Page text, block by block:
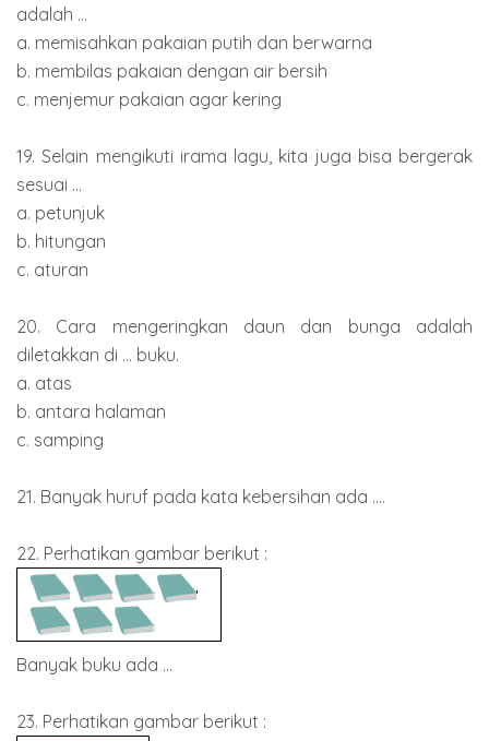
adalah ...
a. memisahkan pakaian putih dan berwarna
b. membilas pakaian dengan air bersih
c. menjemur pakaian agar kering
19. Selain mengikuti irama lagu, kita juga bisa bergerak
sesuai ...
a. petunjuk
b. hitungan
c. aturan
20. Cara mengeringkan daun dan bunga adalah
diletakkan di ... buku.
a. atas
b. antara halaman
c. samping
21. Banyak huruf pada kata kebersihan ada ....
22. Perhatikan gambar berikut :
Banyak buku ada ...
23. Perhatikan gambar berikut :